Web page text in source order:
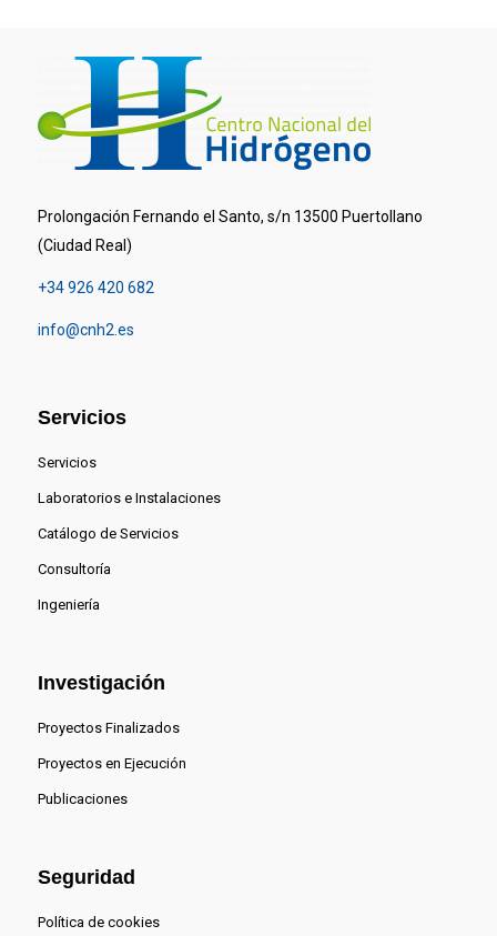
Prolongación Fernando el Santo, s/n 13500 Puertollano
(Ciudad Real)
+34 926 420 682
info@cnh2.es
Servicios
Servicios
Laboratorios e Instalaciones
Catálogo de Servicios
Consultoría
Ingeniería
Investigación
Proyectos Finalizados
Proyectos en Ejecución
Publicaciones
Seguridad
Política de cookies